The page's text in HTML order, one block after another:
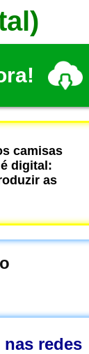
camisas
digital:
as
redes